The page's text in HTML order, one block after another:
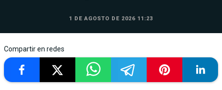
1 DE AGOSTO DE 2026 11:23
Compartir en redes